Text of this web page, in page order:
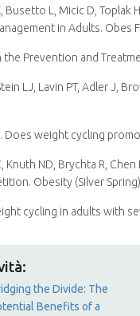
Busetto L, Micic D,
in Adults. Obes
Prevention and
LJ, Lavin PT, Adler J,
Does weight cycling
Knuth ND, Brychta R,
Obesity (Silver
cycling in adults with
the Divide: The
Benefits of a